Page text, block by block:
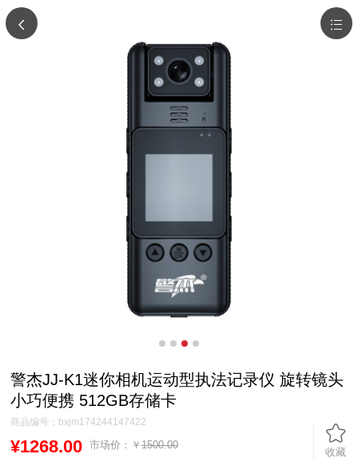
警杰JJ-K1迷你相机运动型执法记录仪 旋转镜头
小巧便携 512GB存储卡
商品编号： bxjm174244147422
¥1268.00 市场价：￥ 1500.00
收藏